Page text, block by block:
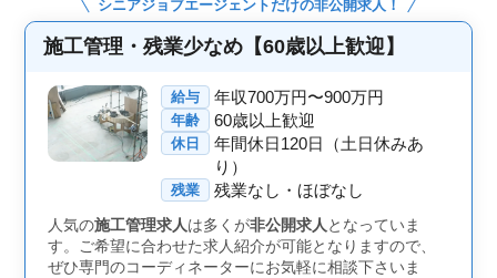
方におすすめです。 ＜年間休日120日でプライベート
充実＞ 年間休日120日と週休2日制で、ワークライフバ
ランスを重視した働き方が可能です。残業も少なめで、
プライベートの時間をしっかり確保できます。仕事と家
庭の両立を目指す方にとって理想的な環境です。 ＜
福利厚生が充実＞ 賞与は年2回で、昨年度実績は3.5ヶ
月分と安定した収入が見込めます。育児休業取得も推進
しているため、ライフステージに応じた柔軟な働き方が
可能です。また、単身者向けの社宅も完備しています。
す。
シニアジョブエージェントだけの非公開求人！
施工管理・残業少なめ【60歳以上歓迎】
給与 年収700万円〜900万円
年齢 60歳以上歓迎
休日
年間休日120日（土日休みあ
り）
残業 残業なし・ほぼなし
人気の施工管理求人は多くが非公開求人となっていま
す。ご希望に合わせた求人紹介が可能となりますので、
ぜひ専門のコーディネーターにお気軽に相談下さいま